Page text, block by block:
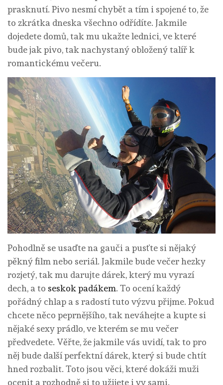
prasknutí. Pivo nesmí chybět a tím i spojené to, že
to zkrátka dneska všechno odřídíte. Jakmile
dojedete domů, tak mu ukažte lednici, ve které
bude jak pivo, tak nachystaný obložený talíř k
romantickému večeru.
Pohodlně se usaďte na gauči a pusťte si nějaký
pěkný film nebo seriál. Jakmile bude večer hezky
rozjetý, tak mu darujte dárek, který mu vyrazí
dech, a to seskok padákem. To ocení každý
pořádný chlap a s radostí tuto výzvu přijme. Pokud
chcete něco peprnějšího, tak neváhejte a kupte si
nějaké sexy prádlo, ve kterém se mu večer
předvedete. Věřte, že jakmile vás uvidí, tak to pro
něj bude další perfektní dárek, který si bude chtít
hned rozbalit. Toto jsou věci, které dokáži muži
ocenit a rozhodně si to užijete i vy sami.